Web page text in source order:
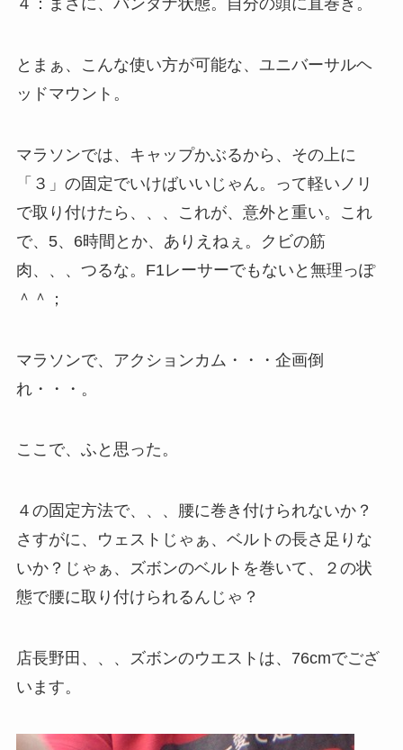
４：まさに、バンダナ状態。自分の頭に直巻き。
とまぁ、こんな使い方が可能な、ユニバーサルヘ
ッドマウント。
マラソンでは、キャップかぶるから、その上に
「３」の固定でいけばいいじゃん。って軽いノリ
で取り付けたら、、、これが、意外と重い。これ
で、5、6時間とか、ありえねぇ。クビの筋
肉、、、つるな。F1レーサーでもないと無理っぽ
＾＾；
マラソンで、アクションカム・・・企画倒
れ・・・。
ここで、ふと思った。
４の固定方法で、、、腰に巻き付けられないか？
さすがに、ウェストじゃぁ、ベルトの長さ足りな
いか？じゃぁ、ズボンのベルトを巻いて、２の状
態で腰に取り付けられるんじゃ？
店長野田、、、ズボンのウエストは、76cmでござ
います。